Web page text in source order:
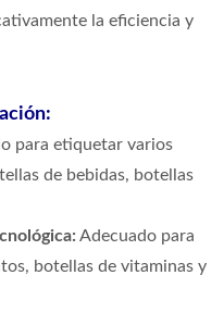
la eficiencia y
para etiquetar varios
de bebidas, botellas
Adecuado para
botellas de vitaminas y